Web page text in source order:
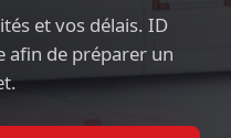
et vos délais. ID
afin de préparer un